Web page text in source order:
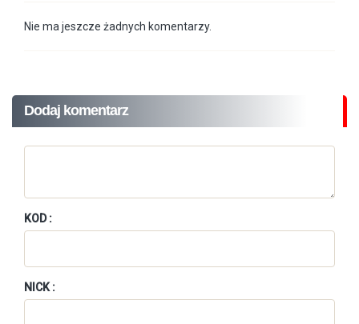
Nie ma jeszcze żadnych komentarzy.
Dodaj komentarz
KOD :
NICK :